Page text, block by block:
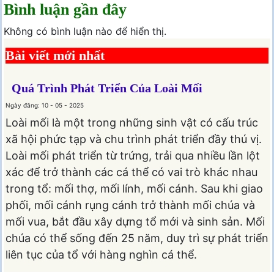
Bình luận gần đây
Không có bình luận nào để hiển thị.
Bài viết mới nhất
Quá Trình Phát Triển Của Loài Mối
Ngày đăng: 10 - 05 - 2025
Loài mối là một trong những sinh vật có cấu trúc
xã hội phức tạp và chu trình phát triển đầy thú vị.
Loài mối phát triển từ trứng, trải qua nhiều lần lột
xác để trở thành các cá thể có vai trò khác nhau
trong tổ: mối thợ, mối lính, mối cánh. Sau khi giao
phối, mối cánh rụng cánh trở thành mối chúa và
mối vua, bắt đầu xây dựng tổ mới và sinh sản. Mối
chúa có thể sống đến 25 năm, duy trì sự phát triển
liên tục của tổ với hàng nghìn cá thể.